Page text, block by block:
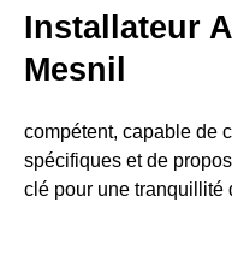
Installateur
Mesnil
compétent, capable de
spécifiques et de
clé pour une tranquillité